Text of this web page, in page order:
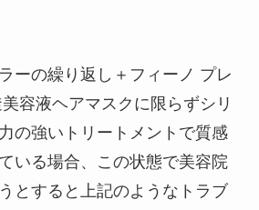
ーの繰り返し＋フィーノ プレ
容液ヘアマスクに限らずシリ
の強いトリートメントで質感
いる場合、この状態で美容院
とすると上記のようなトラブ